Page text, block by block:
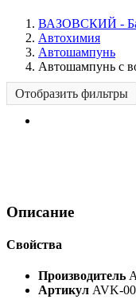
ВАЗОВСКИЙ -
Автохимия
Автошампунь
Автошампунь с
Отобразить фильтры
Описание
Свойства
Производитель
Артикул AVK-